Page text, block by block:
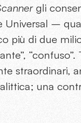
gli
–
più di due
straordinari,
una